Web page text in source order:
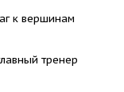
к вершинам
тренер